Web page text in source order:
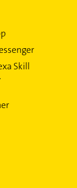
Skill